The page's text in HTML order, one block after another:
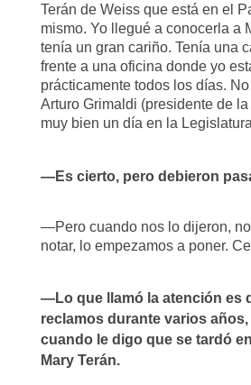
Terán de Weiss que está en el
mismo. Yo llegué a conocerla a
tenía un gran cariño. Tenía una
frente a una oficina donde yo
prácticamente todos los días.
Arturo Grimaldi (presidente de
muy bien un día en la
—Es cierto, pero debieron
—Pero cuando nos lo dijeron,
notar, lo empezamos a poner.
—Lo que llamó la atención es
reclamos durante varios
cuando le digo que se tardó
Mary Terán.